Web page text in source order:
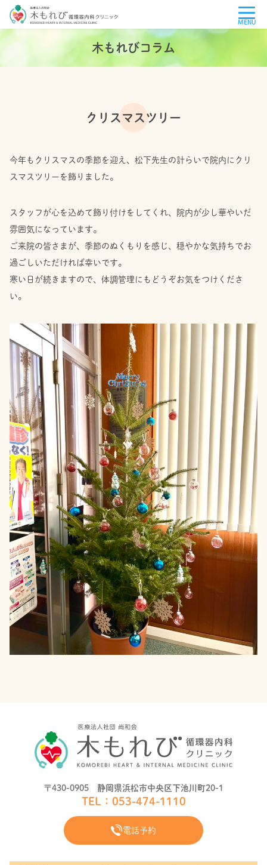
MENU
木もれびコラム
クリスマスツリー
今年もクリスマスの季節を迎え、松下先生の計らいで院内にクリ
スマスツリーを飾りました。
スタッフが心を込めて飾り付けをしてくれ、院内が少し華やいだ
雰囲気になっています。
ご来院の皆さまが、季節のぬくもりを感じ、穏やかな気持ちでお
過ごしいただければ幸いです。
寒い日が続きますので、体調管理にもどうぞお気をつけくださ
い。
〒430-0905 静岡県浜松市中央区下池川町20-1
TEL： 053-474-1110
電話予約